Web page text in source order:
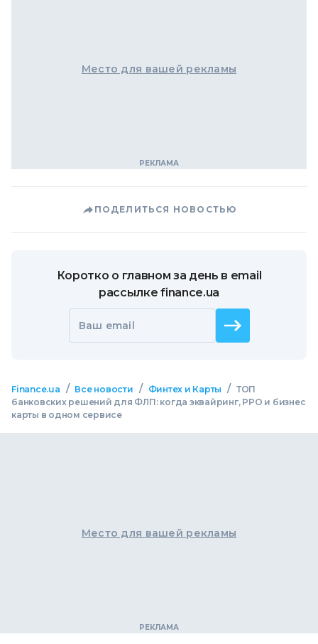
Место для вашей рекламы
ПОДЕЛИТЬСЯ НОВОСТЬЮ
Коротко о главном за день в email
рассылке finance.ua
Ваш email
Finance.ua / Все новости / Финтех и Карты / ТОП
банковских решений для ФЛП: когда эквайринг, РРО и бизнес
карты в одном сервисе
Место для вашей рекламы